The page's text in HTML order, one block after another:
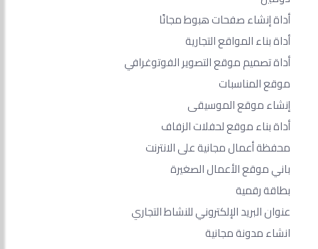
أداة إنشاء صفحات هبوط مجانًا
أداة بناء المواقع التجارية
أداة تصميم موقع التصوير الفوتوغرافي
موقع المناسبات
إنشاء موقع الموسيقى
أداة بناء موقع لحفلات الزفاف
محفظة أعمال مجانية على الانترنت
باني موقع الأعمال الصغيرة
بطاقة رقمية
عنوان البريد الإلكتروني للنشاط التجاري
انشاء مدونة مجانية